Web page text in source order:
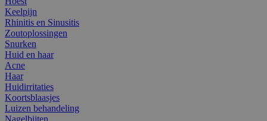
Keelpijn
Rhinitis en Sinusitis
Zoutoplossingen
Snurken
Huid en haar
Acne
Haar
Huidirritaties
Koortsblaasjes
Luizen behandeling
Nagelbijten